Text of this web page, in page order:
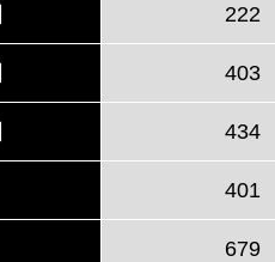
222
403
434
401
679